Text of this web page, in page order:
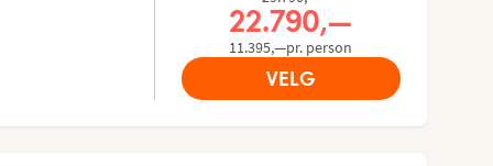
22.790,—
11.395,—pr. person
VELG